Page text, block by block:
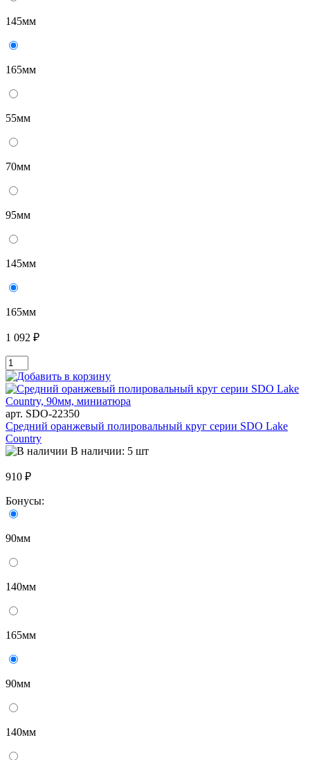
145мм
165мм
55мм
70мм
95мм
145мм
165мм
1 092 ₽
арт. SDO-22350
Средний оранжевый полировальный круг серии SDO Lake
Country
В наличии: 5 шт
910 ₽
Бонусы:
90мм
140мм
165мм
90мм
140мм